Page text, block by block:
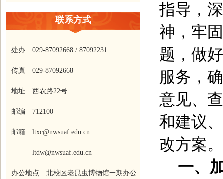
联系方式
处办 029-87092668 / 87092231
传真 029-87092668
地址 西农路22号
邮编 712100
邮箱 ltxc@nwsuaf.edu.cn
ltdw@nwsuaf.edu.cn
办公地点 北校区老昆虫博物馆一期办公
指导，
神，牢
题，做
服务，
意见、
和建议
改方案。
一、